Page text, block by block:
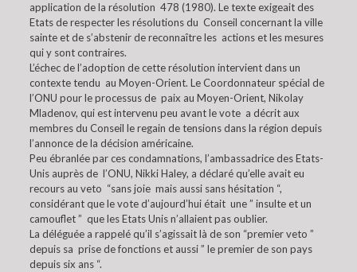
application de la résolution 478 (1980). Le texte exigeait des
Etats de respecter les résolutions du Conseil concernant la ville
sainte et de s’abstenir de reconnaître les actions et les mesures
qui y sont contraires.
L’échec de l’adoption de cette résolution intervient dans un
contexte tendu au Moyen-Orient. Le Coordonnateur spécial de
l’ONU pour le processus de paix au Moyen-Orient, Nikolay
Mladenov, qui est intervenu peu avant le vote a décrit aux
membres du Conseil le regain de tensions dans la région depuis
l’annonce de la décision américaine.
Peu ébranlée par ces condamnations, l’ambassadrice des Etats-
Unis auprès de l’ONU, Nikki Haley, a déclaré qu’elle avait eu
recours au veto “sans joie mais aussi sans hésitation “,
considérant que le vote d’aujourd’hui était une ” insulte et un
camouflet ” que les Etats Unis n’allaient pas oublier.
La déléguée a rappelé qu’il s’agissait là de son “premier veto ”
depuis sa prise de fonctions et aussi ” le premier de son pays
depuis six ans “.